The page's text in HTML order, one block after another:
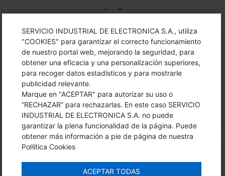
DOCUMENTS I PROGRAMARI DEL
PRODUCTE
Especificaciones ACS850
SERVICIO INDUSTRIAL DE ELECTRONICA S.A., utiliza
"COOKIES" para garantizar el correcto funcionamiento
de nuestro portal web, mejorando la seguridad, para
obtener una eficacia y una personalización superiores,
para recoger datos estadísticos y para mostrarle
publicidad relevante.
Marque en "ACEPTAR" para autorizar su uso o
“RECHAZAR” para rechazarlas. En este caso SERVICIO
INDUSTRIAL DE ELECTRONICA S.A. no puede
garantizar la plena funcionalidad de la página. Puede
obtener más información a pie de página de nuestra
Pol·lítica Cookies
ACEPTAR TODAS